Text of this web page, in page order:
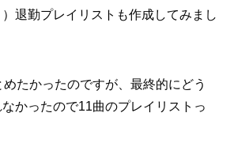
退勤プレイリストも作成してみまし
たかったのですが、最終的にどう
かったので11曲のプレイリストっ